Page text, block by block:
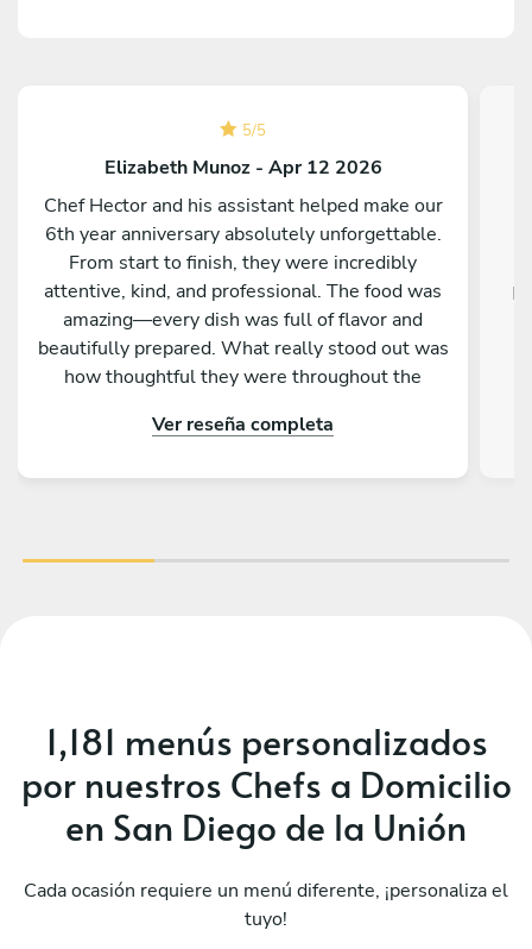
5/5
Elizabeth Munoz - Apr 12 2026
Chef Hector and his assistant helped make our
6th year anniversary absolutely unforgettable.
From start to finish, they were incredibly
attentive, kind, and professional. The food was
amazing—every dish was full of flavor and
beautifully prepared. What really stood out was
how thoughtful they were throughout the
without ever being intrusive. To top it off, they
Ver reseña completa
1,181 menús personalizados
por nuestros Chefs a Domicilio
en San Diego de la Unión
Cada ocasión requiere un menú diferente, ¡personaliza el
tuyo!
El viaje a méxico y sus